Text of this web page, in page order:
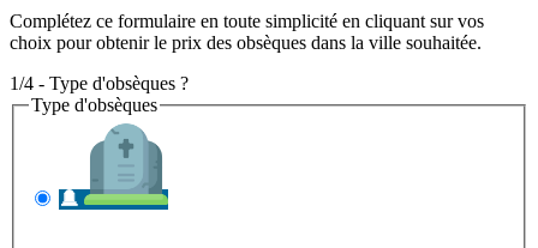
Complétez ce formulaire en toute simplicité en cliquant sur vos
choix pour obtenir le prix des obsèques dans la ville souhaitée.
1/4 - Type d'obsèques ?
Type d'obsèques